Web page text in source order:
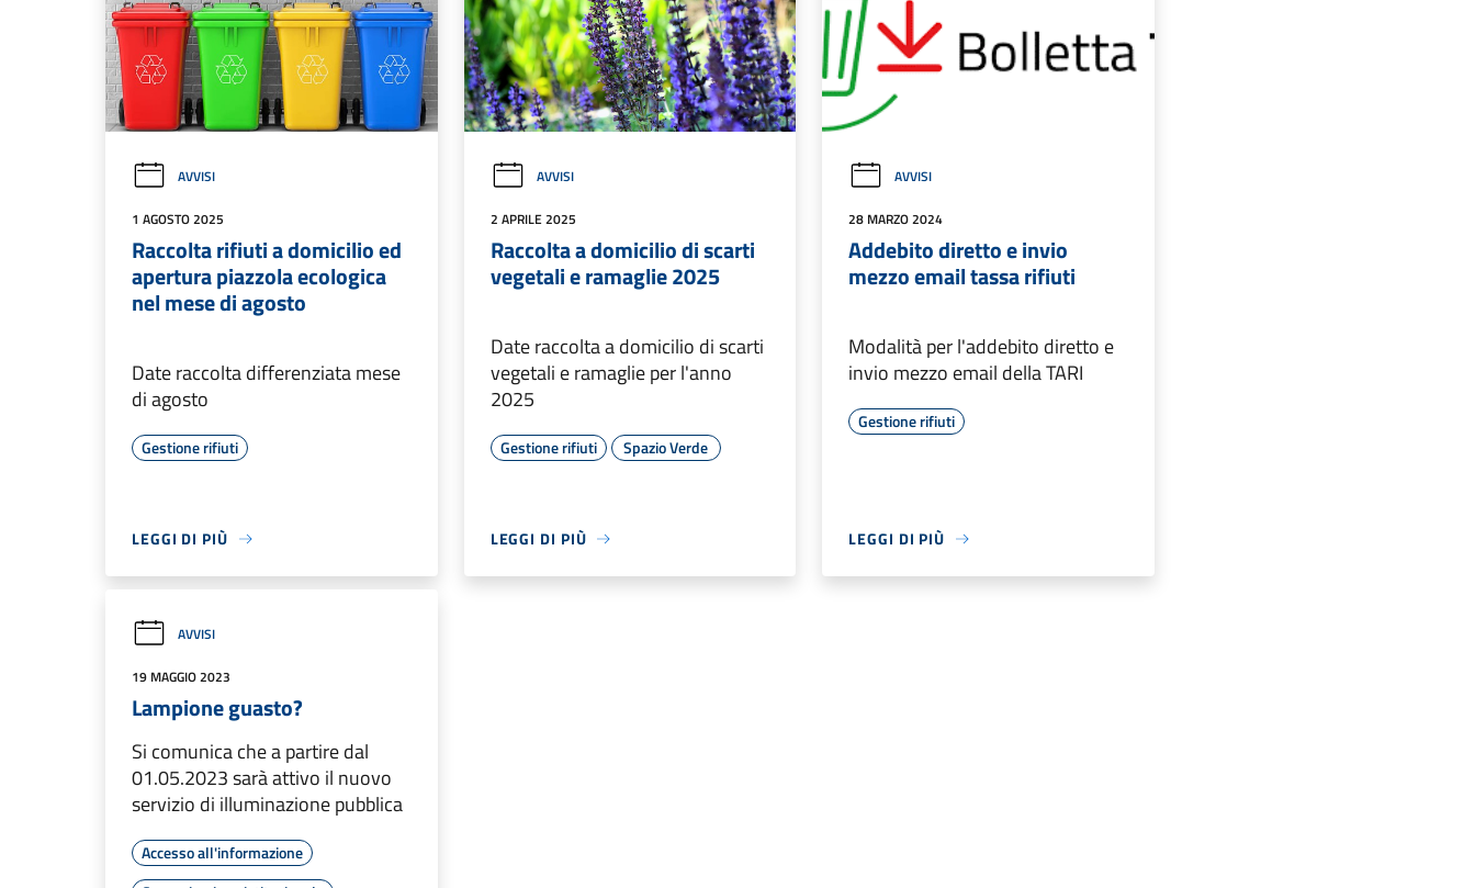
AVVISI
1 AGOSTO 2025
Raccolta rifiuti a domicilio ed
apertura piazzola ecologica
nel mese di agosto
Date raccolta differenziata mese
di agosto
Gestione rifiuti
LEGGI DI PIÙ
AVVISI
2 APRILE 2025
Raccolta a domicilio di scarti
vegetali e ramaglie 2025
Date raccolta a domicilio di scarti
vegetali e ramaglie per l'anno
2025
Gestione rifiuti Spazio Verde
LEGGI DI PIÙ
AVVISI
28 MARZO 2024
Addebito diretto e invio
mezzo email tassa rifiuti
Modalità per l'addebito diretto e
invio mezzo email della TARI
Gestione rifiuti
LEGGI DI PIÙ
AVVISI
19 MAGGIO 2023
Lampione guasto?
Si comunica che a partire dal
01.05.2023 sarà attivo il nuovo
servizio di illuminazione pubblica
Accesso all'informazione